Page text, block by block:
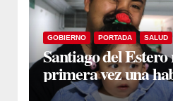
GOBIERNO PORTADA SALUD
Santiago del
primera vez una
auditiva con